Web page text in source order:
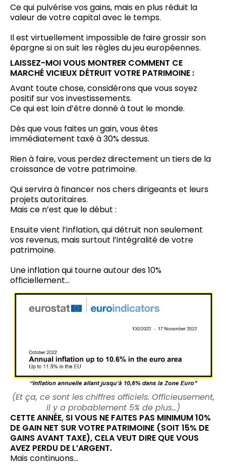
Ce qui pulvérise vos gains, mais en plus réduit la
valeur de votre capital avec le temps.
Il est virtuellement impossible de faire grossir son
épargne si on suit les règles du jeu européennes.
LAISSEZ-MOI VOUS MONTRER COMMENT CE
MARCHÉ VICIEUX DÉTRUIT VOTRE PATRIMOINE :
Avant toute chose, considérons que vous soyez
positif sur vos investissements.
Ce qui est loin d’être donné à tout le monde.
Dès que vous faites un gain, vous êtes
immédiatement taxé à 30% dessus.
Rien à faire, vous perdez directement un tiers de la
croissance de votre patrimoine.
Qui servira à financer nos chers dirigeants et leurs
projets autoritaires.
Mais ce n’est que le début :
Ensuite vient l’inflation, qui détruit non seulement
vos revenus, mais surtout l’intégralité de votre
patrimoine.
Une inflation qui tourne autour des 10%
officiellement…
(Et ça, ce sont les chiffres officiels. Officieusement,
il y a probablement 5% de plus…)
CETTE ANNÉE, SI VOUS NE FAITES PAS MINIMUM 10%
DE GAIN NET SUR VOTRE PATRIMOINE (SOIT 15% DE
GAINS AVANT TAXE), CELA VEUT DIRE QUE VOUS
AVEZ PERDU DE L’ARGENT.
Mais continuons…